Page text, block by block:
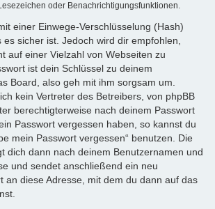
oder Benachrichtigungsfunktionen.
einer Einwege-Verschlüsselung (Hash)
sicher ist. Jedoch wird dir empfohlen,
auf einer Vielzahl von Webseiten zu
ist dein Schlüssel zu deinem
Board, also geh mit ihm sorgsam um.
kein Vertreter des Betreibers, von phpBB
berechtigterweise nach deinem Passwort
Passwort vergessen haben, so kannst du
mein Passwort vergessen“ benutzen. Die
dich dann nach deinem Benutzernamen und
und sendet anschließend ein neu
an diese Adresse, mit dem du dann auf das